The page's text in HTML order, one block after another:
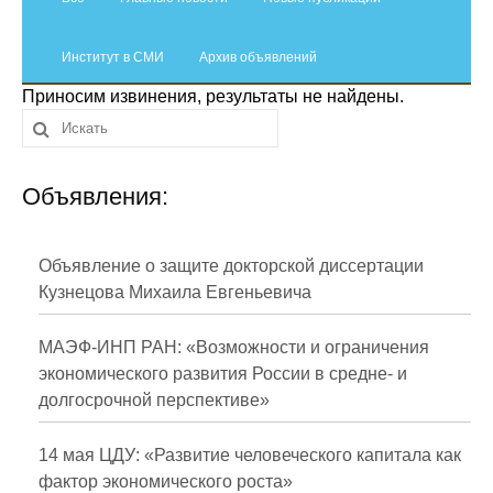
Сотрудники
Отчетность
Противодействие коррупции
Проблемы прогнозирования
О журнале
Номера журналов
Институт в СМИ Архив объявлений
Приносим извинения, результаты не найдены.
Объявления:
Объявление о защите докторской диссертации
Кузнецова Михаила Евгеньевича
МАЭФ-ИНП РАН: «Возможности и ограничения
экономического развития России в средне- и
долгосрочной перспективе»
14 мая ЦДУ: «Развитие человеческого капитала как
фактор экономического роста»